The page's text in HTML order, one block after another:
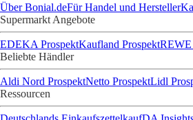
Über Bonial.deFür Handel und Hersteller
Supermarkt Angebote
EDEKA ProspektKaufland ProspektREWE
Beliebte Händler
Aldi Nord ProspektNetto ProspektLidl
Ressourcen